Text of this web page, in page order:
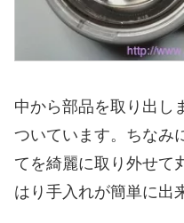
中から部品を取り出し
ついています。ちなみ
てを綺麗に取り外せて
はり手入れが簡単に出